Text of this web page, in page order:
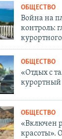
ОБЩЕСТВО
Война на
контроль:
ОБЩЕСТВО
«Отдых с
курортный
ОБЩЕСТВО
«Включен
красоты».